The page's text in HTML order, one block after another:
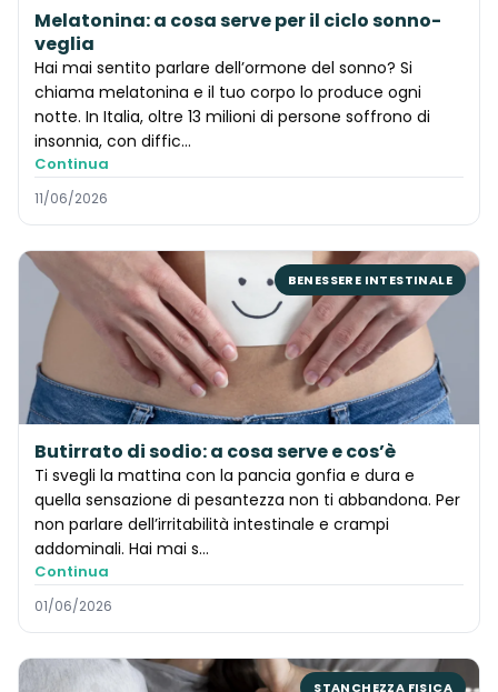
Melatonina: a cosa serve per il ciclo sonno-
veglia
Hai mai sentito parlare dell’ormone del sonno? Si
chiama melatonina e il tuo corpo lo produce ogni
notte. In Italia, oltre 13 milioni di persone soffrono di
insonnia, con diffic…
Continua
11/06/2026
BENESSERE INTESTINALE
Butirrato di sodio: a cosa serve e cos’è
Ti svegli la mattina con la pancia gonfia e dura e
quella sensazione di pesantezza non ti abbandona. Per
non parlare dell’irritabilità intestinale e crampi
addominali. Hai mai s…
Continua
01/06/2026
STANCHEZZA FISICA